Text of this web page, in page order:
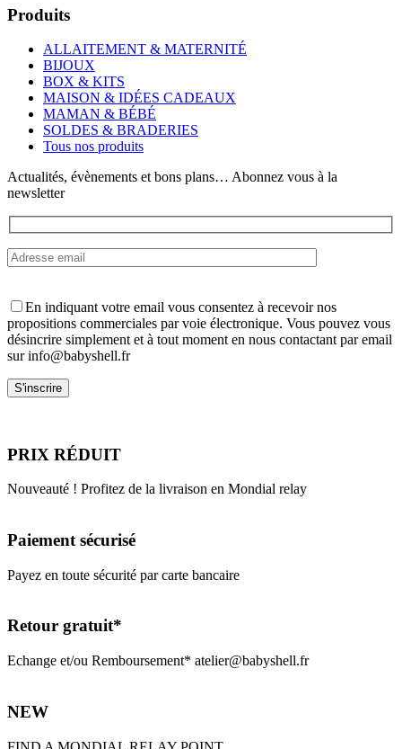
variations.
Les
peuvent
être
choisies
sur
page
du
Produits
ALLAITEMENT & MATERNITÉ
BIJOUX
BOX & KITS
MAISON & IDÉES CADEAUX
MAMAN & BÉBÉ
SOLDES & BRADERIES
Tous nos produits
Actualités, évènements et bons plans… Abonnez vous à la
newsletter
En indiquant votre email vous consentez à recevoir nos
propositions commerciales par voie électronique. Vous pouvez vous
désincrire simplement et à tout moment en nous contactant par email
sur info@babyshell.fr
PRIX RÉDUIT
Nouveauté ! Profitez de la livraison en Mondial relay
Paiement sécurisé
Payez en toute sécurité par carte bancaire
Retour gratuit*
Echange et/ou Remboursement* atelier@babyshell.fr
NEW